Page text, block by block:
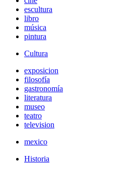
escultura
libro
música
pintura
Cultura
exposicion
filosofía
gastronomía
literatura
museo
teatro
television
mexico
Historia